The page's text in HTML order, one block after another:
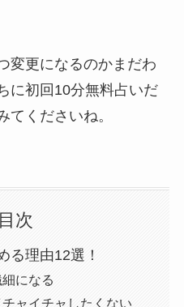
変更になるのかまだわ
に初回10分無料占いだ
てくださいね。
目次
る理由12選！
になる
ャイチャしたくない